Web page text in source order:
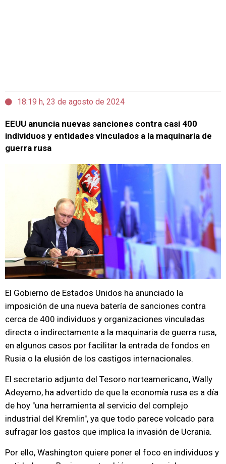
18:19 h, 23 de agosto de 2024
EEUU anuncia nuevas sanciones contra casi 400
individuos y entidades vinculados a la maquinaria de
guerra rusa
El Gobierno de Estados Unidos ha anunciado la
imposición de una nueva batería de sanciones contra
cerca de 400 individuos y organizaciones vinculadas
directa o indirectamente a la maquinaria de guerra rusa,
en algunos casos por facilitar la entrada de fondos en
Rusia o la elusión de los castigos internacionales.
El secretario adjunto del Tesoro norteamericano, Wally
Adeyemo, ha advertido de que la economía rusa es a día
de hoy "una herramienta al servicio del complejo
industrial del Kremlin", ya que todo parece volcado para
sufragar los gastos que implica la invasión de Ucrania.
Por ello, Washington quiere poner el foco en individuos y